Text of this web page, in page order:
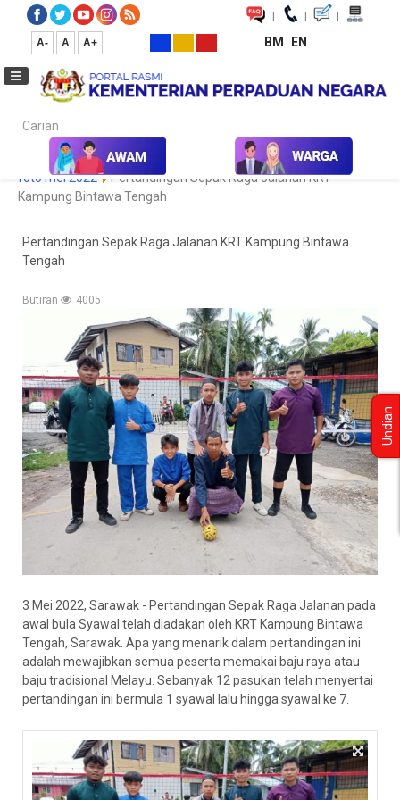
| | |
A- A A+ BM EN
Carian...
Laman Utama Media Koleksi Media Foto
Galeri Foto
foto mei 2022
Pertandingan Sepak Raga Jalanan KRT
Kampung Bintawa Tengah
Pertandingan Sepak Raga Jalanan KRT Kampung Bintawa
Tengah
Butiran 4005
3 Mei 2022, Sarawak - Pertandingan Sepak Raga Jalanan pada
awal bula Syawal telah diadakan oleh KRT Kampung Bintawa
Tengah, Sarawak. Apa yang menarik dalam pertandingan ini
adalah mewajibkan semua peserta memakai baju raya atau
baju tradisional Melayu. Sebanyak 12 pasukan telah menyertai
pertandingan ini bermula 1 syawal lalu hingga syawal ke 7.
Undian